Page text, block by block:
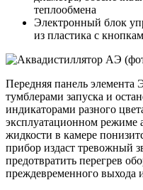
теплообмена
Электронный блок
из пластика с
Передняя панель элемента
тумблерами запуска и
индикаторами разного
эксплуатационном режиме
жидкости в камере
прибор издаст тревожный
предотвратить перегрев
преждевременного выхода